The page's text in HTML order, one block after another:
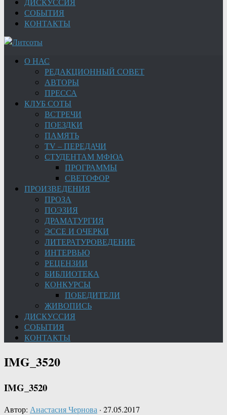
СОБЫТИЯ
КОНТАКТЫ
О НАС
РЕДАКЦИОННЫЙ СОВЕТ
АВТОРЫ
ПРЕССА
КЛУБ СОТЫ
ВСТРЕЧИ
ПОЕЗДКИ
ПАМЯТЬ
TV – ПЕРЕДАЧИ
СТУДЕНТАМ МФЮА
ПРОГРАММЫ
СВЕТОФОР
ПРОИЗВЕДЕНИЯ
ПРОЗА
ПОЭЗИЯ
ДРАМАТУРГИЯ
ЭССЕ И ОЧЕРКИ
ЛИТЕРАТУРОВЕДЕНИЕ
ИНТЕРВЬЮ
РЕЦЕНЗИИ
БИБЛИОТЕКА
КОНКУРСЫ
ПОБЕДИТЕЛИ
ЖИВОПИСЬ
ДИСКУССИЯ
СОБЫТИЯ
КОНТАКТЫ
IMG_3520
IMG_3520
Автор: Анастасия Чернова · 27.05.2017